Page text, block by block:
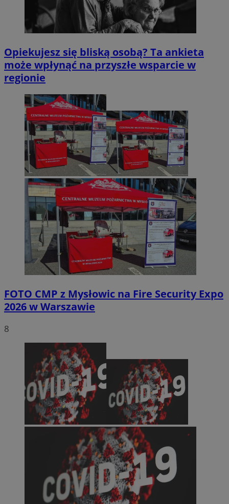
Opiekujesz się bliską osobą? Ta ankieta
może wpłynąć na przyszłe wsparcie w
regionie
FOTO CMP z Mysłowic na Fire Security Expo
2026 w Warszawie
8